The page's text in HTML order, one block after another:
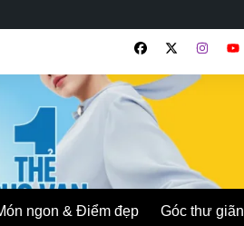
ngon & Điểm đẹp Góc thư giãn